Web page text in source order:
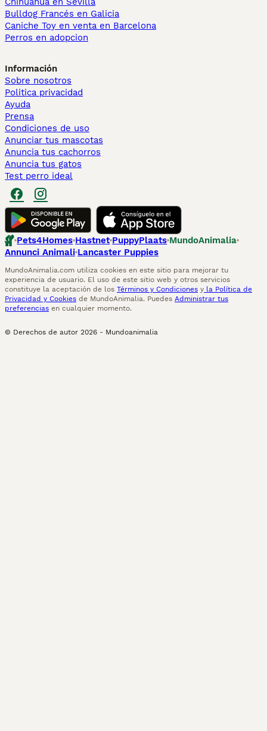
Bulldog Francés en Galicia
Caniche Toy en venta en Barcelona
Perros en adopcion
Información
Sobre nosotros
Politica privacidad
Ayuda
Prensa
Condiciones de uso
Anunciar tus mascotas
Anuncia tus cachorros
Anuncia tus gatos
Test perro ideal
Pets4Homes Hastnet PuppyPlaats MundoAnimalia
Annunci Animali Lancaster Puppies
MundoAnimalia.com utiliza cookies en este sitio para mejorar tu
experiencia de usuario. El uso de este sitio web y otros servicios
constituye la aceptación de los Términos y Condiciones y la Política de
Privacidad y Cookies de MundoAnimalia. Puedes Administrar tus
preferencias en cualquier momento.
© Derechos de autor 2026 - Mundoanimalia